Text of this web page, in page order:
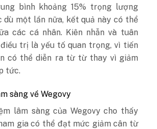
bình khoảng 15% trọng lượng
dù một lần nữa, kết quả này có thể
các cá nhân. Kiên nhẫn và tuân
trị là yếu tố quan trọng, vì tiến
có thể diễn ra từ từ thay vì giảm
tức.
sàng về Wegovy
lâm sàng của Wegovy cho thấy
gia có thể đạt mức giảm cân từ